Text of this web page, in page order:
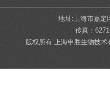
地址:上海市嘉定
传真：
版权所有:上海申胜生物技